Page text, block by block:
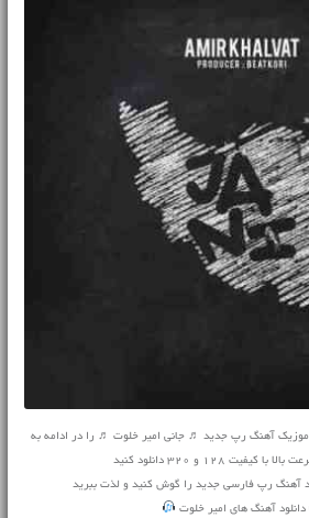
آهنگ رپ جدید ♬ جانی امیر خلوت ♬ را در ادامه به
کیفیت 128 و 320 دانلود کنید
آهنگرپ فارسی جدید را گوش کنید و لذت ببرید
دانلود آهنگ های امیر خلوت